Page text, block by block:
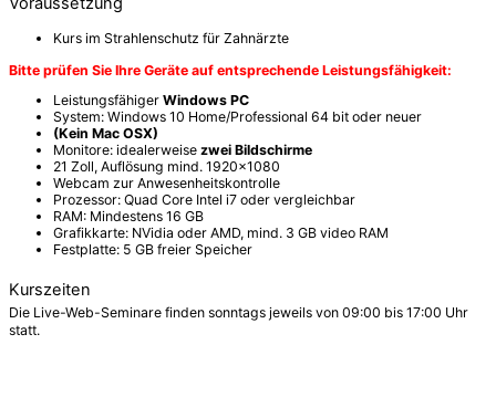
Kurs im Strahlenschutz für Zahnärzte
Bitte prüfen Sie Ihre Geräte auf entsprechende Leistungsfähigkeit:
Leistungsfähiger Windows PC
System: Windows 10 Home/Professional 64 bit oder neuer
(Kein Mac OSX)
Monitore: idealerweise zwei Bildschirme
21 Zoll, Auflösung mind. 1920x1080
Webcam zur Anwesenheitskontrolle
Prozessor: Quad Core Intel i7 oder vergleichbar
RAM: Mindestens 16 GB
Grafikkarte: NVidia oder AMD, mind. 3 GB video RAM
Festplatte: 5 GB freier Speicher
Kurszeiten
Die Live-Web-Seminare finden sonntags jeweils von 09:00 bis 17:00 Uhr
statt.